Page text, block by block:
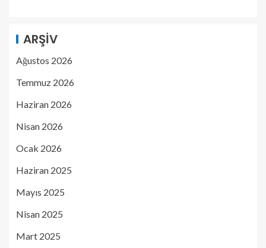
ARŞIV
Ağustos 2026
Temmuz 2026
Haziran 2026
Nisan 2026
Ocak 2026
Haziran 2025
Mayıs 2025
Nisan 2025
Mart 2025